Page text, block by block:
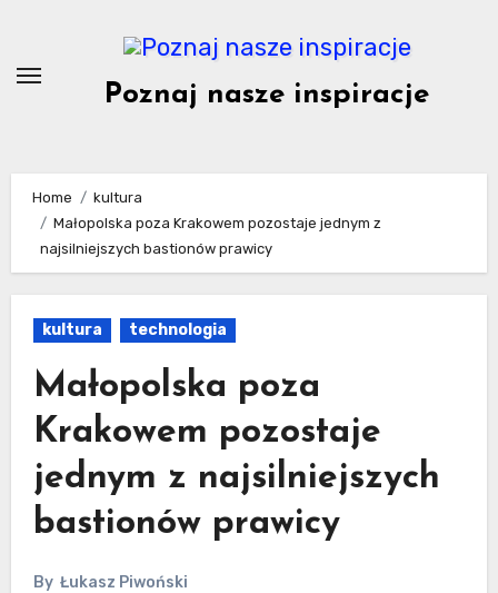
content
Poznaj nasze inspiracje
Home
kultura
Małopolska poza Krakowem pozostaje jednym z
najsilniejszych bastionów prawicy
kultura technologia
Małopolska poza
Krakowem pozostaje
jednym z najsilniejszych
bastionów prawicy
By Łukasz Piwoński